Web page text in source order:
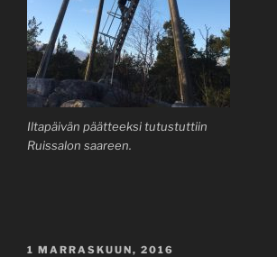
Iltapäivän päätteeksi tutustuttiin
Ruissalon saareen.
JULKAISTU
1 MARRASKUUN, 2016